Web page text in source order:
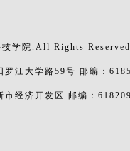
技学院.All Rights
罗江大学路59号 邮编：
市经济开发区 邮编：